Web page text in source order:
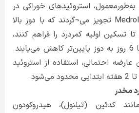
به‌طورمعمول، استروئیدهای خوراکی در
یک بسته دوز Medrol تجویز می¬گردند که با دوز بالا
تسکین اولیه کمردرد را فراهم کنند،
سپس طی 5 یا 6 روز به دوز پایین‌تر کاهش می‌یابند.
احتمالی، استفاده از استروئید
مخدر
کدئین (تیلنول)، هیدروکودون